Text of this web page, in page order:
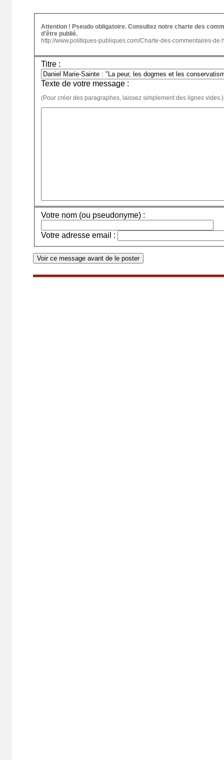
Attention ! Pseudo obligatoire. Consultez notre charte des
d'être publié.
http://www.politiques-publiques.com/Charte-des-commentaires-
Titre :
Texte de votre message :
(Pour créer des paragraphes, laissez simplement des lignes vides.)
Votre nom (ou pseudonyme) :
Votre adresse email :